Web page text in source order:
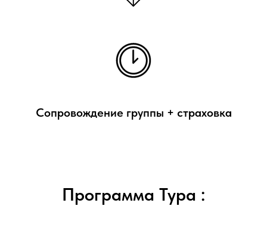
Сопровождение группы + страховка
Программа Тура :